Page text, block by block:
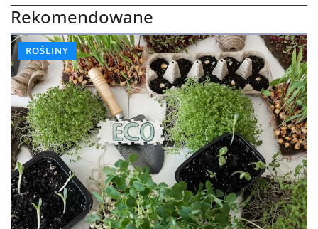
Rekomendowane
ROŚLINY